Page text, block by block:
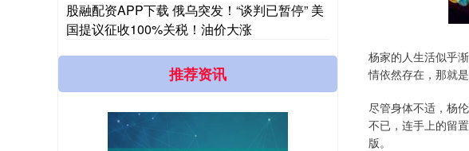
杨家的人生活似乎
情依然存在，那就
尽管身体不适，杨
不已，连手上的留
版。
股融配资APP下载 俄乌突发！“谈判已暂停” 美
国提议征收100%关税！油价大涨
推荐资讯